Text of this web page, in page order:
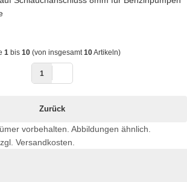
1bis 10(von insgesamt10Artikeln)
1
Zurück
vorbehalten. Abbildungen ähnlich.
Versandkosten.